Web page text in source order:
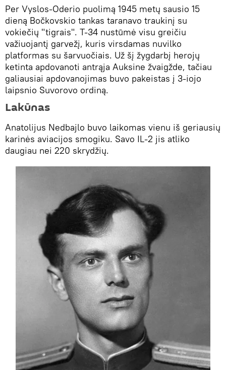
Per Vyslos-Oderio puolimą 1945 metų sausio 15
dieną Bočkovskio tankas taranavo traukinį su
vokiečių "tigrais". T-34 nustūmė visu greičiu
važiuojantį garvežį, kuris virsdamas nuvilko
platformas su šarvuočiais. Už šį žygdarbį herojų
ketinta apdovanoti antrąja Auksine žvaigžde, tačiau
galiausiai apdovanojimas buvo pakeistas į 3-iojo
laipsnio Suvorovo ordiną.
Lakūnas
Anatolijus Nedbajlo buvo laikomas vienu iš geriausių
karinės aviacijos smogiku. Savo IL-2 jis atliko
daugiau nei 220 skrydžių.